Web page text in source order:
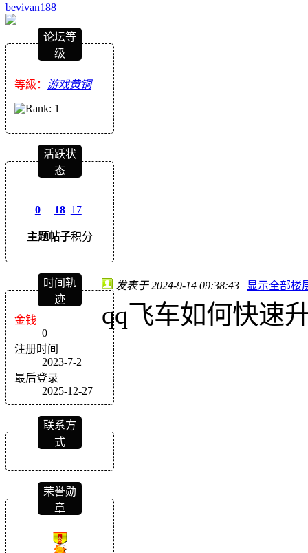
bevivan188
论坛等
级
等級： 游戏黄铜
活跃状
态
0
主题
18
帖子
17
积分
时间轨
迹
金钱
0
注册时间
2023-7-2
最后登录
2025-12-27
联系方
式
荣誉勋
章
发表于 2024-9-14 09:38:43 | 显示全部楼
qq飞车如何快速